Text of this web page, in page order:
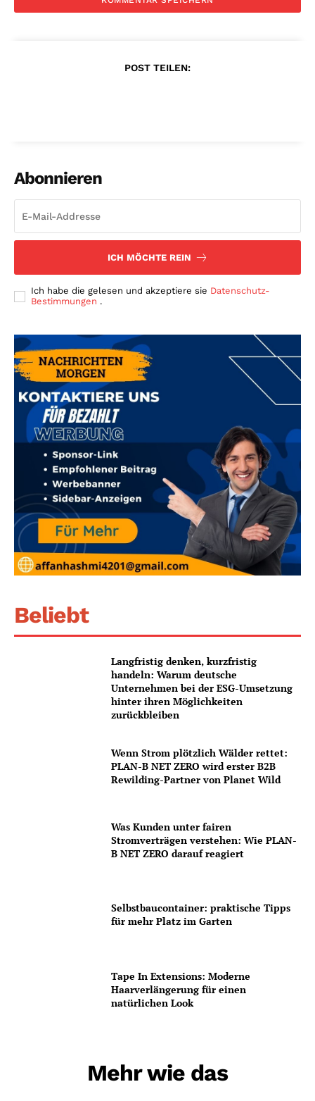
POST TEILEN:
Abonnieren
ICH MÖCHTE REIN
Ich habe die gelesen und akzeptiere sie Datenschutz-
Bestimmungen .
Beliebt
Langfristig denken, kurzfristig
handeln: Warum deutsche
Unternehmen bei der ESG-Umsetzung
hinter ihren Möglichkeiten
zurückbleiben
Wenn Strom plötzlich Wälder rettet:
PLAN-B NET ZERO wird erster B2B
Rewilding-Partner von Planet Wild
Was Kunden unter fairen
Stromverträgen verstehen: Wie PLAN-
B NET ZERO darauf reagiert
Selbstbaucontainer: praktische Tipps
für mehr Platz im Garten
Tape In Extensions: Moderne
Haarverlängerung für einen
natürlichen Look
Mehr wie das